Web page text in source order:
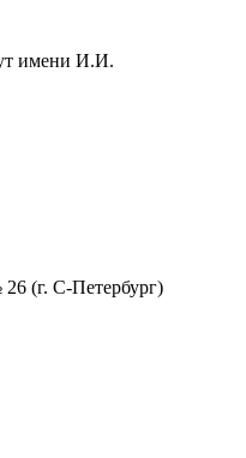
имени И.И.
(г. С-Петербург)